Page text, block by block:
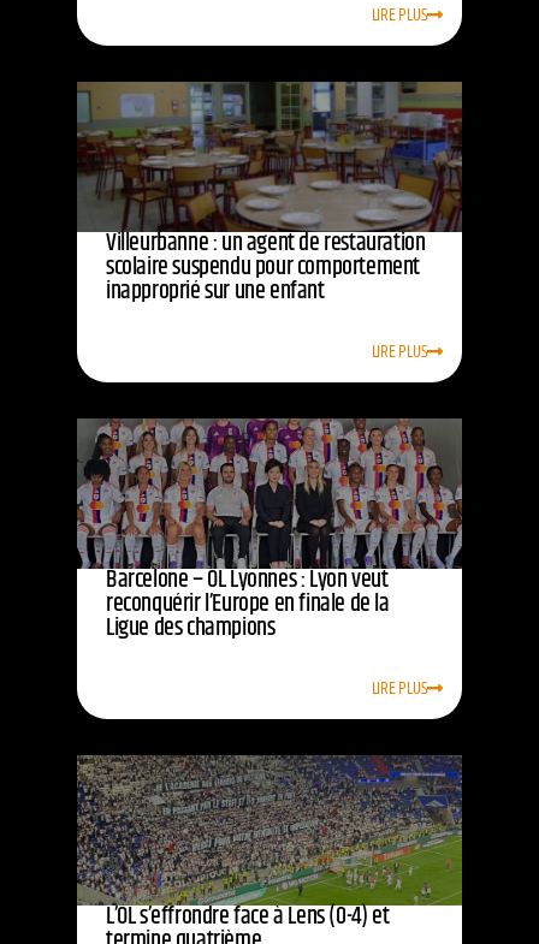
LIRE PLUS
Villeurbanne : un agent de restauration
scolaire suspendu pour comportement
inapproprié sur une enfant
LIRE PLUS
Barcelone – OL Lyonnes : Lyon veut
reconquérir l’Europe en finale de la
Ligue des champions
LIRE PLUS
L’OL s’effrondre face à Lens (0-4) et